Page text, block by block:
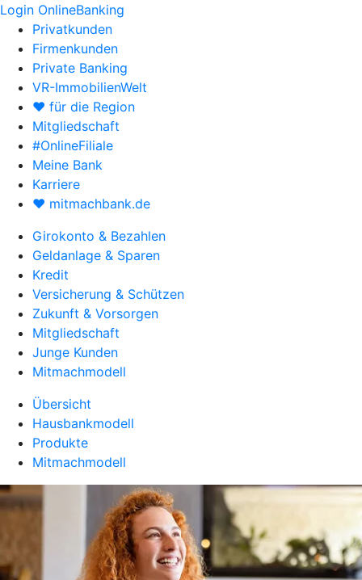
Login OnlineBanking
Privatkunden
Firmenkunden
Private Banking
VR-ImmobilienWelt
♥ für die Region
Mitgliedschaft
#OnlineFiliale
Meine Bank
Karriere
♥ mitmachbank.de
Girokonto & Bezahlen
Geldanlage & Sparen
Kredit
Versicherung & Schützen
Zukunft & Vorsorgen
Mitgliedschaft
Junge Kunden
Mitmachmodell
Übersicht
Hausbankmodell
Produkte
Mitmachmodell